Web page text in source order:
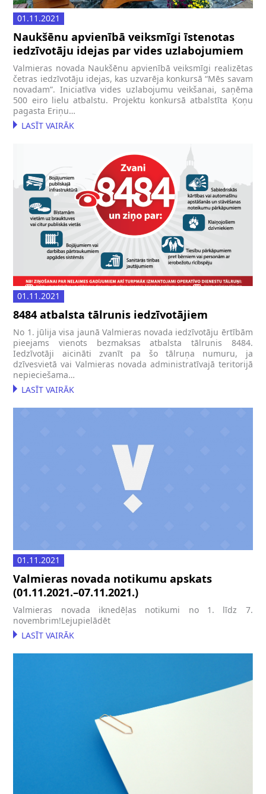
01.11.2021
Naukšēnu apvienībā veiksmīgi īstenotas
iedzīvotāju idejas par vides uzlabojumiem
Valmieras novada Naukšēnu apvienībā veiksmīgi realizētas
četras iedzīvotāju idejas, kas uzvarēja konkursā “Mēs savam
novadam”. Iniciatīva vides uzlabojumu veikšanai, saņēma
500 eiro lielu atbalstu. Projektu konkursā atbalstīta Ķoņu
pagasta Eriņu…
LASĪT VAIRĀK
01.11.2021
8484 atbalsta tālrunis iedzīvotājiem
No 1. jūlija visa jaunā Valmieras novada iedzīvotāju ērtībām
pieejams vienots bezmaksas atbalsta tālrunis 8484.
Iedzīvotāji aicināti zvanīt pa šo tālruņa numuru, ja
dzīvesvietā vai Valmieras novada administratīvajā teritorijā
nepieciešama…
LASĪT VAIRĀK
01.11.2021
Valmieras novada notikumu apskats
(01.11.2021.–07.11.2021.)
Valmieras novada iknedēļas notikumi no 1. līdz 7.
novembrim!Lejupielādēt
LASĪT VAIRĀK